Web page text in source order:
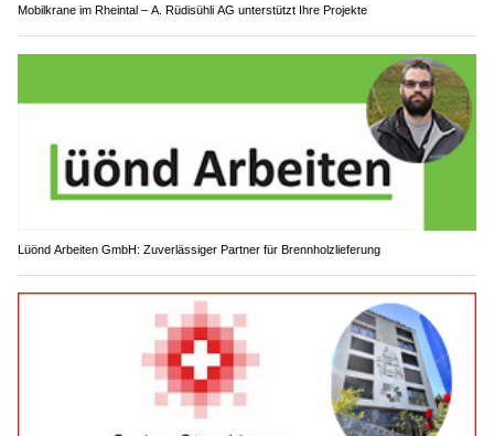
Mobilkrane im Rheintal – A. Rüdisühli AG unterstützt Ihre Projekte
Lüönd Arbeiten GmbH: Zuverlässiger Partner für Brennholzlieferung